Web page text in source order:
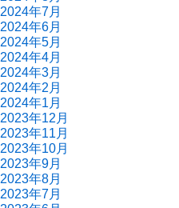
2024年7月
2024年6月
2024年5月
2024年4月
2024年3月
2024年2月
2024年1月
2023年12月
2023年11月
2023年10月
2023年9月
2023年8月
2023年7月